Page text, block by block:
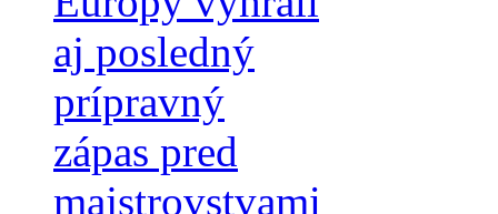
aj posledný
prípravný
zápas pred
majstrovstvami